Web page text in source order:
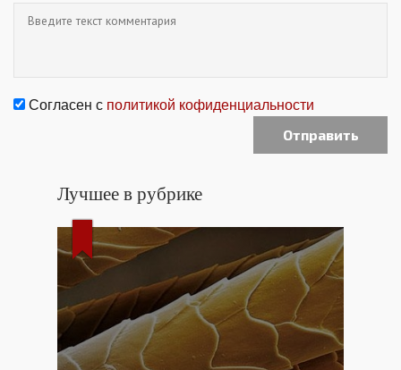
Согласен с политикой кофиденциальности
Лучшее в рубрике